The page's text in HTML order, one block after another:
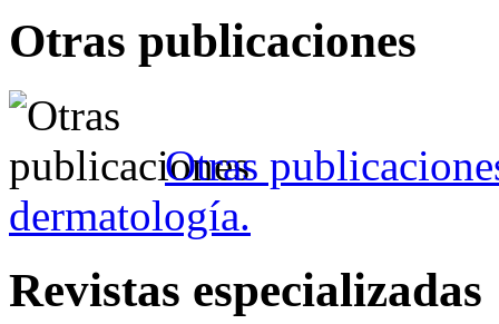
Otras publicaciones
Otras
dermatología.
Revistas especializadas